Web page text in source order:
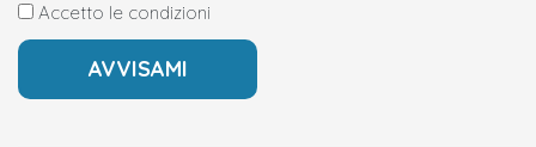
Accetto le condizioni